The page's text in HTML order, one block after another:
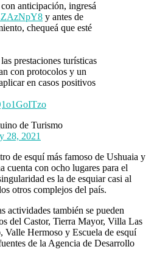
anticipación, ingresá
y antes de
chequeá que esté
prestaciones turísticas
con protocolos y un
en casos positivos
de Turismo
28, 2021
de esquí más famoso de Ushuaia y
cuenta con ocho lugares para el
es la de esquiar casi al
otros complejos del país.
actividades también se pueden
del Castor, Tierra Mayor, Villa Las
Valle Hermoso y Escuela de esquí
de la Agencia de Desarrollo